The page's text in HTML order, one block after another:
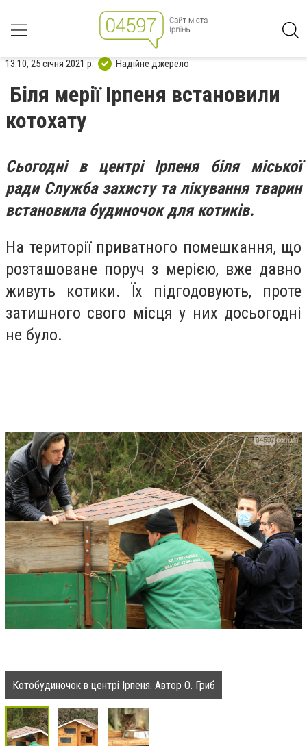
13:10, 25 січня 2021 р. Надійне джерело
Біля мерії Ірпеня встановили
котохату
Сьогодні в центрі Ірпеня біля міської
ради Служба захисту та лікування тварин
встановила будиночок для котиків.
На території приватного помешкання, що
розташоване поруч з мерією, вже давно
живуть котики. Їх підгодовують, проте
затишного свого місця у них досьогодні
не було.
Котобудиночок в центрі Ірпеня. Автор О. Гриб